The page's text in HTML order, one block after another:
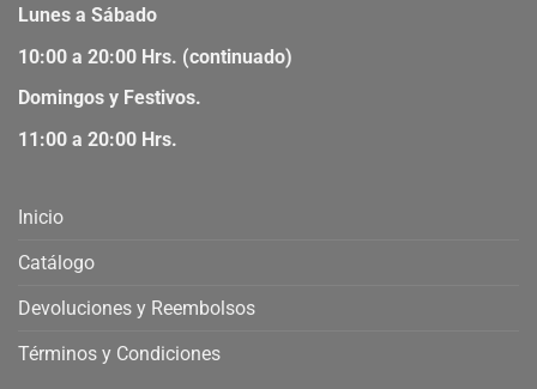
Lunes a Sábado
10:00 a 20:00 Hrs. (continuado)
Domingos y Festivos.
11:00 a 20:00 Hrs.
Inicio
Catálogo
Devoluciones y Reembolsos
Términos y Condiciones